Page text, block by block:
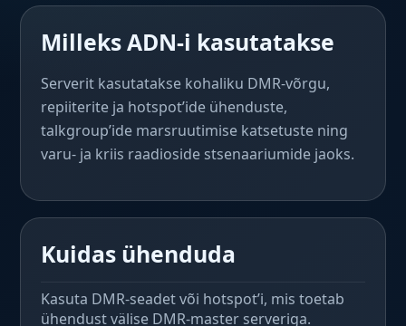
Milleks ADN-i kasutatakse
Serverit kasutatakse kohaliku DMR-võrgu,
repiiterite ja hotspot’ide ühenduste,
talkgroup’ide marsruutimise katsetuste ning
varu- ja kriis raadioside stsenaariumide jaoks.
Kuidas ühenduda
Kasuta DMR-seadet või hotspot’i, mis toetab
ühendust välise DMR-master serveriga.